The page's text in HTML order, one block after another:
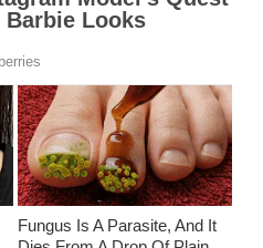
Fungus Is A Parasite, And It